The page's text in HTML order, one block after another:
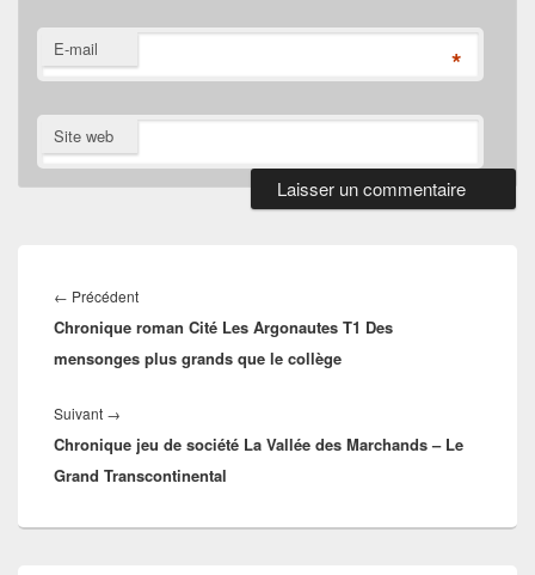
E-mail *
Site web
de
l’article
← PrécédentArticle
précédent :
Chronique roman Cité Les Argonautes T1 Des
mensonges plus grands que le collège
Suivant →
suivant :
Chronique jeu de société La Vallée des Marchands – Le
Grand Transcontinental